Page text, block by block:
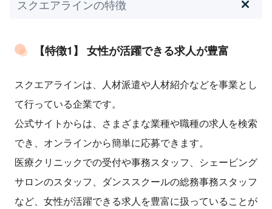
スクエアラインの特徴
【特徴1】 女性が活躍できる求人が豊富
スクエアラインは、人材派遣や人材紹介などを事業とし
て行っている企業です。
公式サイトからは、さまざまな業種や職種の求人を検索
でき、オンラインから簡単に応募できます。
医療クリニックでの受付や事務スタッフ、シェービング
サロンのスタッフ、ダンススクールの総務事務スタッフ
など、女性が活躍できる求人を豊富に扱っていることが